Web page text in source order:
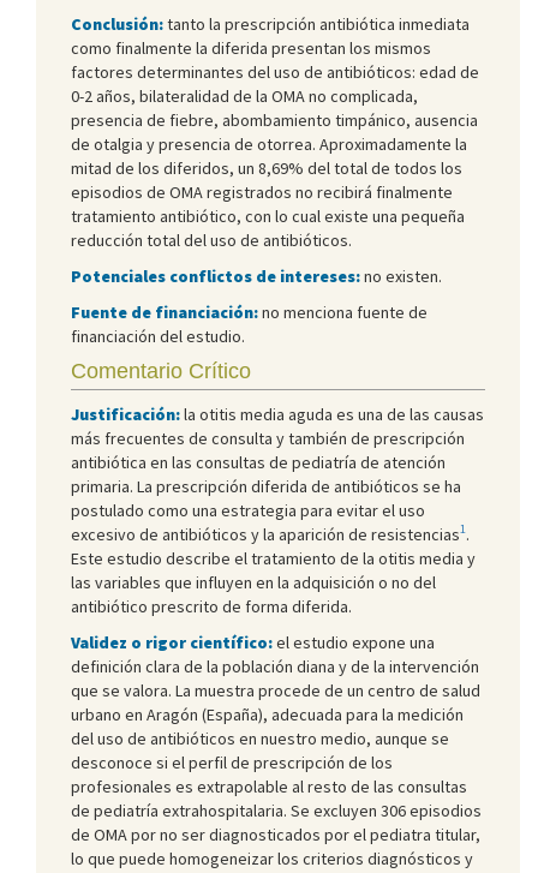
Conclusión:tanto la prescripción antibiótica inmediata
como finalmente la diferida presentan los mismos
factores determinantes del uso de antibióticos: edad de
0-2 años, bilateralidad de la OMA no complicada,
presencia de fiebre, abombamiento timpánico, ausencia
de otalgia y presencia de otorrea. Aproximadamente la
mitad de los diferidos, un 8,69% del total de todos los
episodios de OMA registrados no recibirá finalmente
tratamiento antibiótico, con lo cual existe una pequeña
reducción total del uso de antibióticos.
Potenciales conflictos de intereses:no existen.
Fuente de financiación:no menciona fuente de
financiación del estudio.
Comentario Crítico
Justificación:la otitis media aguda es una de las causas
más frecuentes de consulta y también de prescripción
antibiótica en las consultas de pediatría de atención
primaria. La prescripción diferida de antibióticos se ha
postulado como una estrategia para evitar el uso
excesivo de antibióticos y la aparición de resistencias1.
Este estudio describe el tratamiento de la otitis media y
las variables que influyen en la adquisición o no del
antibiótico prescrito de forma diferida.
Validez o rigor científico:el estudio expone una
definición clara de la población diana y de la intervención
que se valora. La muestra procede de un centro de salud
urbano en Aragón (España), adecuada para la medición
del uso de antibióticos en nuestro medio, aunque se
desconoce si el perfil de prescripción de los
profesionales es extrapolable al resto de las consultas
de pediatría extrahospitalaria. Se excluyen 306 episodios
de OMA por no ser diagnosticados por el pediatra titular,
lo que puede homogeneizar los criterios diagnósticos y